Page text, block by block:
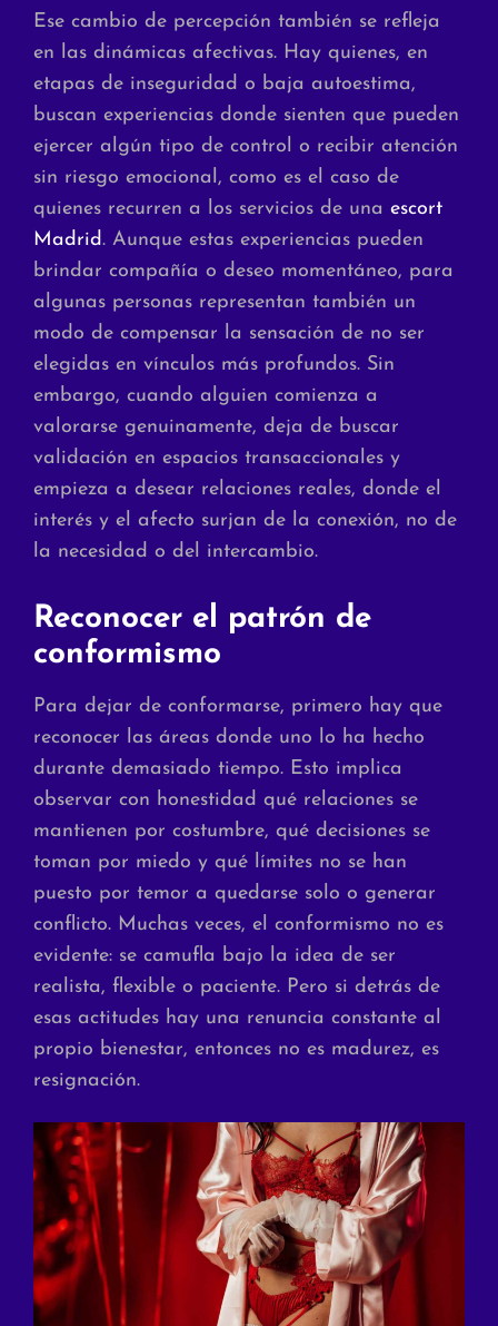
Ese cambio de percepción también se refleja
en las dinámicas afectivas. Hay quienes, en
etapas de inseguridad o baja autoestima,
buscan experiencias donde sienten que pueden
ejercer algún tipo de control o recibir atención
sin riesgo emocional, como es el caso de
quienes recurren a los servicios de una escort
Madrid. Aunque estas experiencias pueden
brindar compañía o deseo momentáneo, para
algunas personas representan también un
modo de compensar la sensación de no ser
elegidas en vínculos más profundos. Sin
embargo, cuando alguien comienza a
valorarse genuinamente, deja de buscar
validación en espacios transaccionales y
empieza a desear relaciones reales, donde el
interés y el afecto surjan de la conexión, no de
la necesidad o del intercambio.
Reconocer el patrón de
conformismo
Para dejar de conformarse, primero hay que
reconocer las áreas donde uno lo ha hecho
durante demasiado tiempo. Esto implica
observar con honestidad qué relaciones se
mantienen por costumbre, qué decisiones se
toman por miedo y qué límites no se han
puesto por temor a quedarse solo o generar
conflicto. Muchas veces, el conformismo no es
evidente: se camufla bajo la idea de ser
realista, flexible o paciente. Pero si detrás de
esas actitudes hay una renuncia constante al
propio bienestar, entonces no es madurez, es
resignación.